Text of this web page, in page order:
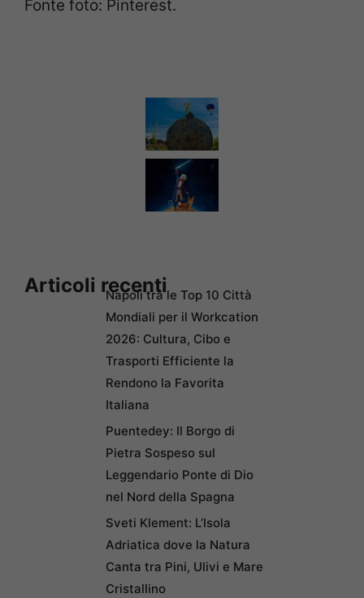
Fonte foto: Pinterest.
Articoli recentiNapoli tra le Top 10 Città
Mondiali per il Workcation
2026: Cultura, Cibo e
Trasporti Efficiente la
Rendono la Favorita
Italiana
Puentedey: Il Borgo di
Pietra Sospeso sul
Leggendario Ponte di Dio
nel Nord della Spagna
Sveti Klement: L’Isola
Adriatica dove la Natura
Canta tra Pini, Ulivi e Mare
Cristallino